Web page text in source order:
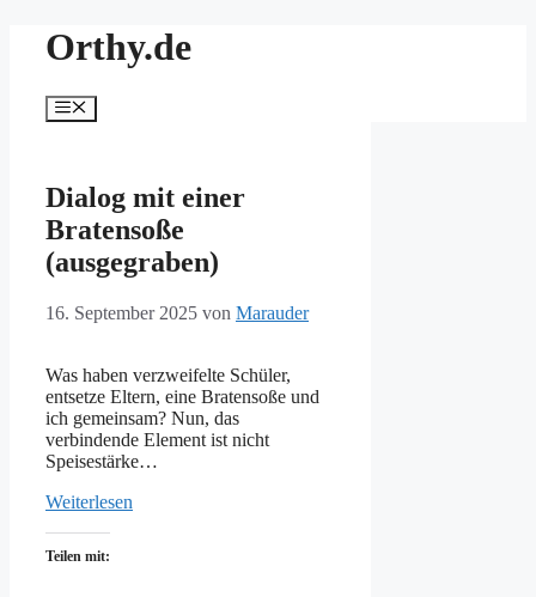
InhaltOrthy.de
Menü
Dialog mit einer
Bratensoße
(ausgegraben)
16. September 2025 von Marauder
Was haben verzweifelte Schüler,
entsetze Eltern, eine Bratensoße und
ich gemeinsam? Nun, das
verbindende Element ist nicht
Speisestärke…
Weiterlesen
Teilen mit: